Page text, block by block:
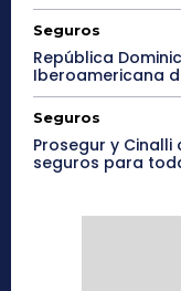
Seguros
República
Iberoamericana
Seguros
Prosegur y
seguros para